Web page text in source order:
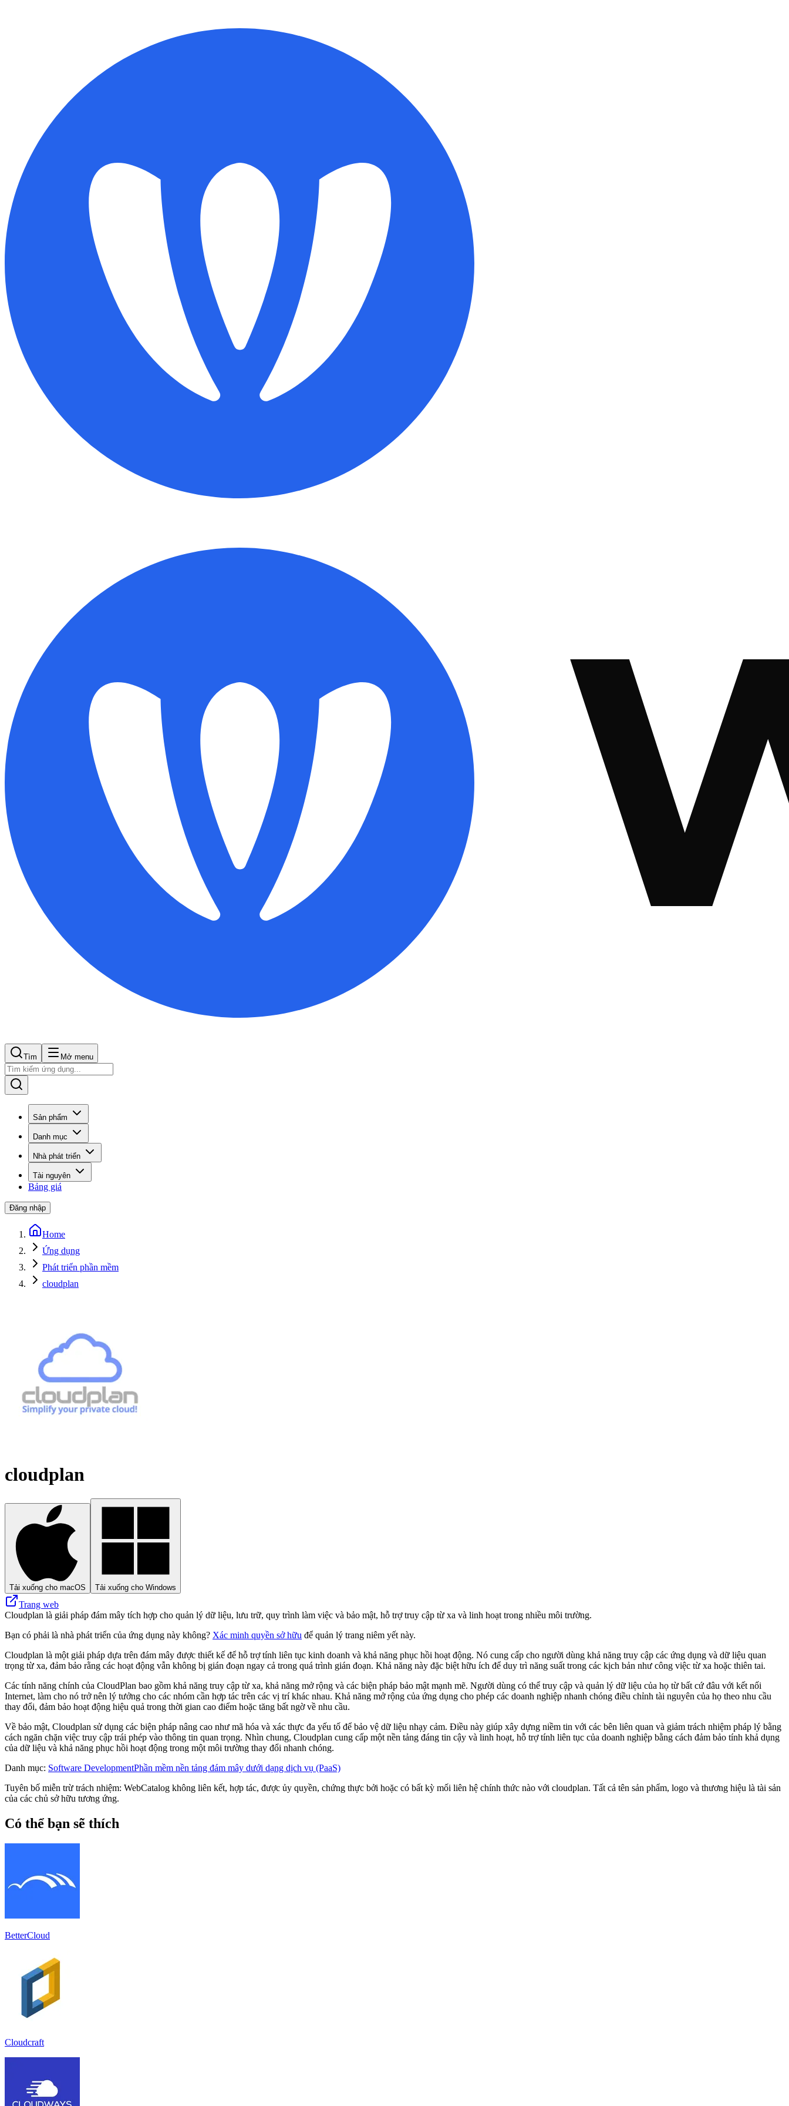
Tìm Mở menu
Sản phẩm
Danh mục
Nhà phát triển
Tài nguyên
Bảng giá
Đăng nhập
Home
Ứng dụng
Phát triển phần mềm
cloudplan
cloudplan
Tải xuống cho macOS Tải xuống cho Windows
Trang web
Cloudplan là giải pháp đám mây tích hợp cho quản lý dữ liệu, lưu trữ, quy trình làm việc và bảo mật, hỗ trợ truy cập từ xa và linh hoạt trong nhiều môi trường.
Bạn có phải là nhà phát triển của ứng dụng này không? Xác minh quyền sở hữu để quản lý trang niêm yết này.
Cloudplan là một giải pháp dựa trên đám mây được thiết kế để hỗ trợ tính liên tục kinh doanh và khả năng phục hồi hoạt động. Nó cung cấp cho người dùng khả năng truy cập các ứng dụng và dữ liệu quan
trọng từ xa, đảm bảo rằng các hoạt động vẫn không bị gián đoạn ngay cả trong quá trình gián đoạn. Khả năng này đặc biệt hữu ích để duy trì năng suất trong các kịch bản như công việc từ xa hoặc thiên tai.
Các tính năng chính của CloudPlan bao gồm khả năng truy cập từ xa, khả năng mở rộng và các biện pháp bảo mật mạnh mẽ. Người dùng có thể truy cập và quản lý dữ liệu của họ từ bất cứ đâu với kết nối
Internet, làm cho nó trở nên lý tưởng cho các nhóm cần hợp tác trên các vị trí khác nhau. Khả năng mở rộng của ứng dụng cho phép các doanh nghiệp nhanh chóng điều chỉnh tài nguyên của họ theo nhu cầu
thay đổi, đảm bảo hoạt động hiệu quả trong thời gian cao điểm hoặc tăng bất ngờ về nhu cầu.
Về bảo mật, Cloudplan sử dụng các biện pháp nâng cao như mã hóa và xác thực đa yếu tố để bảo vệ dữ liệu nhạy cảm. Điều này giúp xây dựng niềm tin với các bên liên quan và giảm trách nhiệm pháp lý bằng
cách ngăn chặn việc truy cập trái phép vào thông tin quan trọng. Nhìn chung, Cloudplan cung cấp một nền tảng đáng tin cậy và linh hoạt, hỗ trợ tính liên tục của doanh nghiệp bằng cách đảm bảo tính khả dụng
của dữ liệu và khả năng phục hồi hoạt động trong một môi trường thay đổi nhanh chóng.
Danh mục: Software DevelopmentPhần mềm nền tảng đám mây dưới dạng dịch vụ (PaaS)
Tuyên bố miễn trừ trách nhiệm: WebCatalog không liên kết, hợp tác, được ủy quyền, chứng thực bởi hoặc có bất kỳ mối liên hệ chính thức nào với cloudplan. Tất cả tên sản phẩm, logo và thương hiệu là tài sản
của các chủ sở hữu tương ứng.
Có thể bạn sẽ thích
BetterCloud
Cloudcraft